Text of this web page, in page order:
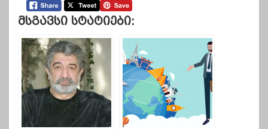
Მსგავსი Სტატიები: